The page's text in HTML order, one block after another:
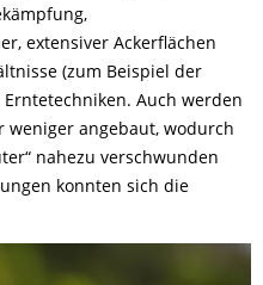
extensiver Ackerflächen
(zum Beispiel der
Auch werden
weniger angebaut, wodurch
nahezu verschwunden
konnten sich die